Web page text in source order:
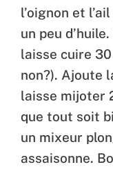
l’oignon et
un peu
laisse cuire
non?). Ajoute
laisse mijoter
que tout soit
un mixeur
assaisonne.